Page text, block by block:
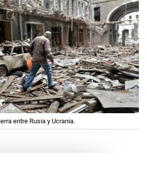
entre Rusia y Ucrania.